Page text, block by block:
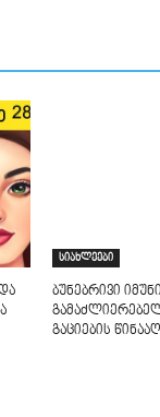
სიახლეები
ბუნებრივი
გაციების